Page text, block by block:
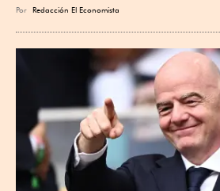
Por Redacción El Economista